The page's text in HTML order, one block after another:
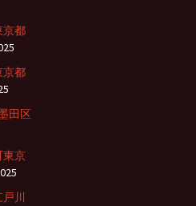
京都
京都
田区
東京
川